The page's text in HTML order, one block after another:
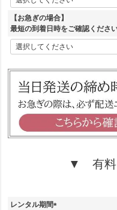
必
)
【お急ぎの場合】
最短の到着日時をご確認くださ
▼ 有料
レンタル期間